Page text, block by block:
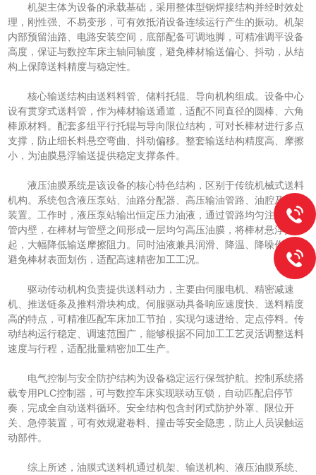
机架主体为设备的承载基础，采用整体型钢焊接结构并经时效处
理，刚性强、不易变形，可有效抵消设备连续运行产生的振动。机架
内部预留油路、电路安装空间，底部配备可调地脚，可精准调平设备
高度，保证与数控车床主轴同轴度，避免棒材输送偏心、抖动，从结
构上保障送料精度与稳定性。
核心输送结构由送料料管、储料托辊、导向机构组成。设备中心
设有贯穿式送料管，作为棒材输送通道，适配不同直径的圆棒、六角
棒原材料。配套多组平行托辊与导向限位结构，可对长棒材进行多点
支撑，防止细长料悬空弯曲、抖动偏移。整套输送结构精度高、摩擦
小，为油膜悬浮输送提供稳定支撑条件。
液压油膜系统是该设备的核心特色结构，区别于传统机械式送料
机构。系统包含液压泵站、油路分配器、高压输油管路、油腔及回油
装置。工作时，液压泵站输出恒定压力油液，通过管路均匀注入送料
管内壁，在棒材与管壁之间形成一层均匀高压油膜，将棒材悬浮托
起，大幅降低输送摩擦阻力。同时油液兼具润滑、降温、降噪作用，
避免棒材表面划伤，适配高速精密加工工况。
驱动传动机构负责提供送料动力，主要由伺服电机、精密减速
机、推送链条及推料滑块构成。伺服驱动具备响应速度快、送料精度
高的特点，可精准匹配车床加工节拍，实现匀速进给、定点停料。传
动结构运行稳定、调速范围广，能够根据不同加工工艺灵活调整送料
速度与行程，适配批量精密加工生产。
电气控制与安全防护结构为设备稳定运行保驾护航。控制系统搭
载专用PLC控制器，可与数控车床实现联动互锁，自动匹配启停节
奏，完成全自动送料循环。安全结构包含封闭式防护外罩、限位开
关、急停装置，可有效规避卷料、撞击等安全隐患，防止人员误触运
动部件。
综上所述，油膜式送料机通过机架、输送机构、液压油膜系统、